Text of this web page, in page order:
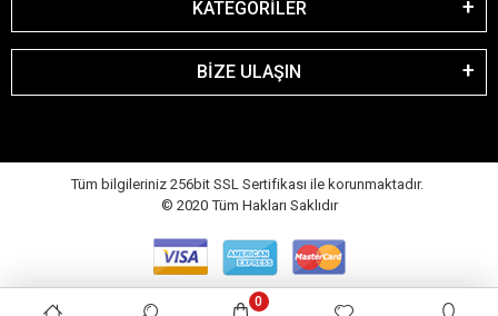
KATEGORİLER
BİZE ULAŞIN
Tüm bilgileriniz 256bit SSL Sertifikası ile korunmaktadır.
© 2020 Tüm Hakları Saklıdır
0